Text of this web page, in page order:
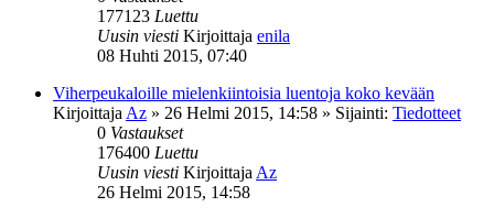
177123 Luettu
Uusin viesti Kirjoittaja enila
08 Huhti 2015, 07:40
Viherpeukaloille mielenkiintoisia luentoja koko kevään
Kirjoittaja Az » 26 Helmi 2015, 14:58 » Sijainti: Tiedotteet
0 Vastaukset
176400 Luettu
Uusin viesti Kirjoittaja Az
26 Helmi 2015, 14:58